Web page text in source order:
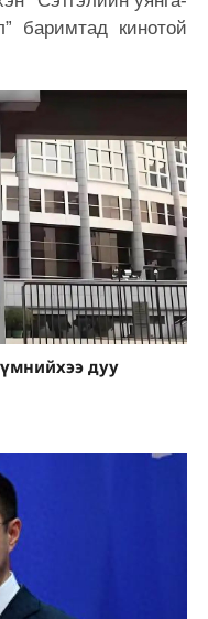
баримтад кинотой
дуу